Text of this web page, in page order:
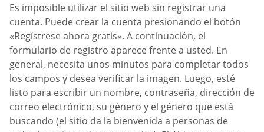
Es imposible utilizar el sitio web sin registrar una
cuenta. Puede crear la cuenta presionando el botón
«Regístrese ahora gratis». A continuación, el
formulario de registro aparece frente a usted. En
general, necesita unos minutos para completar todos
los campos y desea verificar la imagen. Luego, esté
listo para escribir un nombre, contraseña, dirección de
correo electrónico, su género y el género que está
buscando (el sitio da la bienvenida a personas de